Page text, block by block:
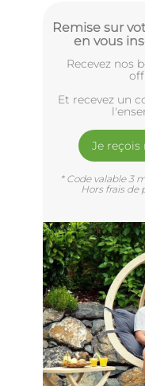
Remise sur
en vous
Recevez nos
Et recevez un
Je reçois
* Code valable 3
Hors frais de